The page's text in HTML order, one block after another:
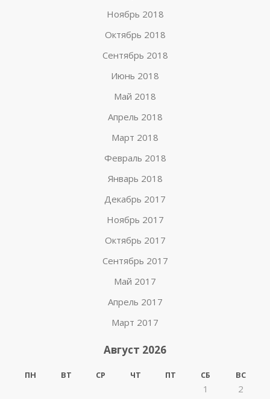
Ноябрь 2018
Октябрь 2018
Сентябрь 2018
Июнь 2018
Май 2018
Апрель 2018
Март 2018
Февраль 2018
Январь 2018
Декабрь 2017
Ноябрь 2017
Октябрь 2017
Сентябрь 2017
Май 2017
Апрель 2017
Март 2017
Август 2026
ПН ВТ СР ЧТ ПТ СБ ВС
1
2